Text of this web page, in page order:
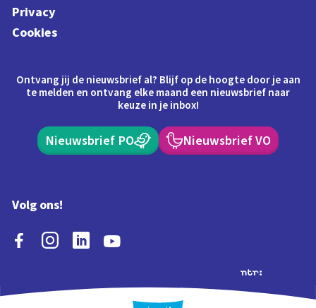
Privacy
Cookies
Ontvang jij de nieuwsbrief al? Blijf op de hoogte door je aan
te melden en ontvang elke maand een nieuwsbrief naar
keuze in je inbox!
Nieuwsbrief PO Nieuwsbrief VO
Volg ons!